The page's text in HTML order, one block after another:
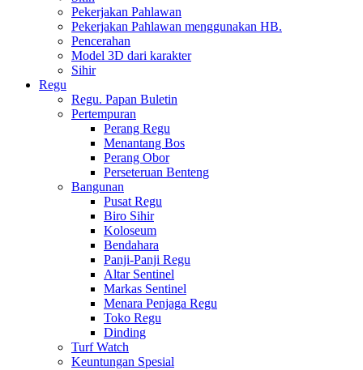
Pekerjakan Pahlawan
Pekerjakan Pahlawan menggunakan HB.
Pencerahan
Model 3D dari karakter
Sihir
Regu
Regu. Papan Buletin
Pertempuran
Perang Regu
Menantang Bos
Perang Obor
Perseteruan Benteng
Bangunan
Pusat Regu
Biro Sihir
Koloseum
Bendahara
Panji-Panji Regu
Altar Sentinel
Markas Sentinel
Menara Penjaga Regu
Toko Regu
Dinding
Turf Watch
Keuntungan Spesial